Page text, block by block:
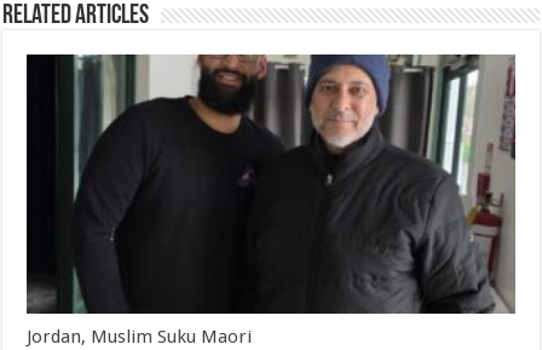
Related Articles
Jordan, Muslim Suku Maori